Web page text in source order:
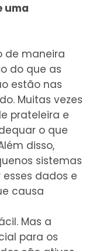
uma
de maneira
do que as
estão nas
Muitas vezes
prateleira e
o que
disso,
sistemas
dados e
causa
Mas a
para os